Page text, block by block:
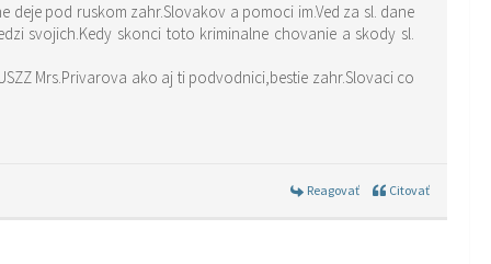
pod ruskom zahr.Slovakov a pomoci im.Ved za sl. dane
svojich.Kedy skonci toto kriminalne chovanie a skody sl.
Mrs.Privarova ako aj ti podvodnici,bestie zahr.Slovaci co
Reagovať Citovať